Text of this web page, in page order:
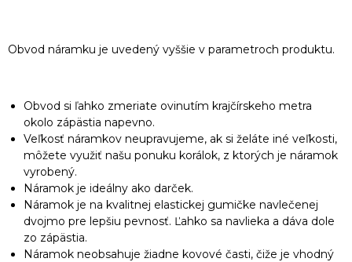
Obvod náramku je uvedený vyššie v parametroch produktu.
Obvod si ľahko zmeriate ovinutím krajčírskeho metra
okolo zápästia napevno.
Veľkosť náramkov neupravujeme, ak si želáte iné veľkosti,
môžete využiť našu ponuku korálok, z ktorých je náramok
vyrobený.
Náramok je ideálny ako darček.
Náramok je na kvalitnej elastickej gumičke navlečenej
dvojmo pre lepšiu pevnosť. Ľahko sa navlieka a dáva dole
zo zápästia.
Náramok neobsahuje žiadne kovové časti, čiže je vhodný